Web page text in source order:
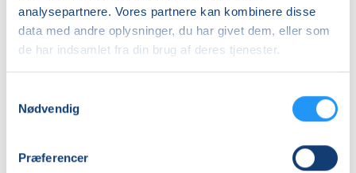
analysepartnere. Vores partnere kan kombinere disse
data med andre oplysninger, du har givet dem, eller som
de har indsamlet fra din brug af deres tjenester.
Nødvendig
Præferencer
med
Tirsdagsluksus-
(Hensyntagende)